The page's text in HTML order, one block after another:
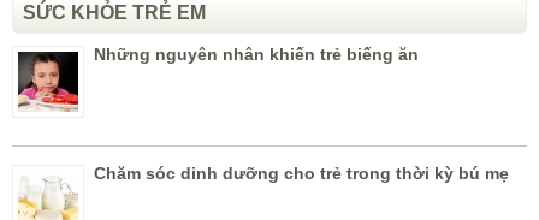
SỨC KHỎE TRẺ EM
Những nguyên nhân khiến trẻ biếng ăn
Chăm sóc dinh dưỡng cho trẻ trong thời kỳ bú mẹ